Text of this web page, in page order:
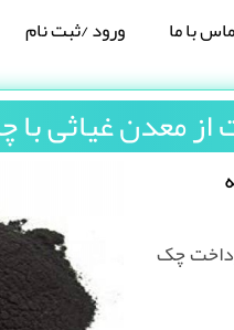
با ما ورود /ثبت نام
از معدن غیاثی
چک